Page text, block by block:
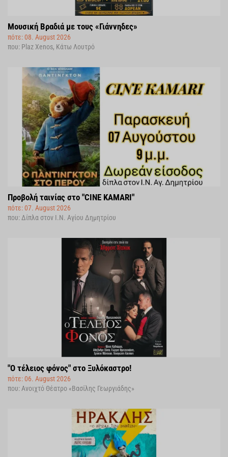
Μουσική Βραδιά με τους «Γιάννηδες»
πότε: 08. August 2026
που: Plaz Xenos, Κάτω Λουτρό
Προβολή ταινίας στο "CINE KAMARI"
πότε: 07. August 2026
που: Δίπλα στον Ι.Ν. Αγίου Δημητρίου
"Ο τέλειος φόνος" στο Ξυλόκαστρο!
πότε: 06. August 2026
που: Ανοιχτό Θέατρο «Βασίλης Γεωργιάδης»